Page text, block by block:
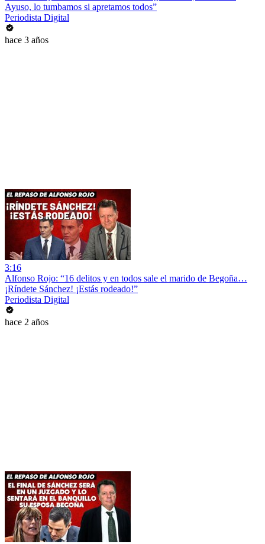
Ayuso, lo tumbamos si apretamos todos”
Periodista Digital
hace 3 años
3:16
Alfonso Rojo: “16 delitos y en todos sale el marido de Begoña…
¡Ríndete Sánchez! ¡Estás rodeado!”
Periodista Digital
hace 2 años